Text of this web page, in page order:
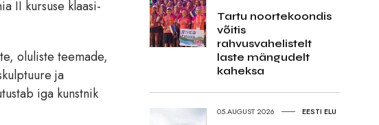
II kursuse klaasi-
oluliste teemade,
ja
iga kunstnik
Tartu noortekoondis
võitis
rahvusvahelistelt
laste mängudelt
kaheksa
05.AUGUST 2026 EESTI ELU